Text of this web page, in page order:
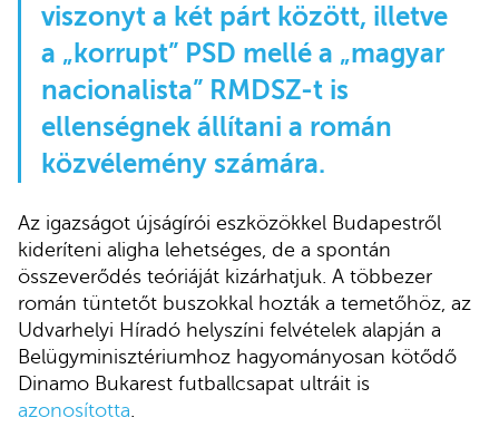
viszonyt a két párt között, illetve
a „korrupt” PSD mellé a „magyar
nacionalista” RMDSZ-t is
ellenségnek állítani a román
közvélemény számára.
Az igazságot újságírói eszközökkel Budapestről
kideríteni aligha lehetséges, de a spontán
összeverődés teóriáját kizárhatjuk. A többezer
román tüntetőt buszokkal hozták a temetőhöz, az
Udvarhelyi Híradó helyszíni felvételek alapján a
Belügyminisztériumhoz hagyományosan kötődő
Dinamo Bukarest futballcsapat ultráit is
azonosította.